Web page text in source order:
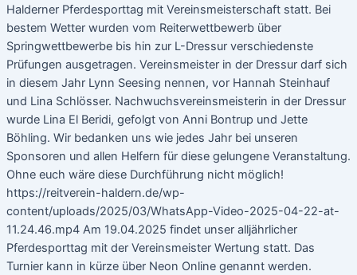
Halderner Pferdesporttag mit Vereinsmeisterschaft statt. Bei
bestem Wetter wurden vom Reiterwettbewerb über
Springwettbewerbe bis hin zur L-Dressur verschiedenste
Prüfungen ausgetragen. Vereinsmeister in der Dressur darf sich
in diesem Jahr Lynn Seesing nennen, vor Hannah Steinhauf
und Lina Schlösser. Nachwuchsvereinsmeisterin in der Dressur
wurde Lina El Beridi, gefolgt von Anni Bontrup und Jette
Böhling. Wir bedanken uns wie jedes Jahr bei unseren
Sponsoren und allen Helfern für diese gelungene Veranstaltung.
Ohne euch wäre diese Durchführung nicht möglich!
https://reitverein-haldern.de/wp-
content/uploads/2025/03/WhatsApp-Video-2025-04-22-at-
11.24.46.mp4 Am 19.04.2025 findet unser alljährlicher
Pferdesporttag mit der Vereinsmeister Wertung statt. Das
Turnier kann in kürze über Neon Online genannt werden.